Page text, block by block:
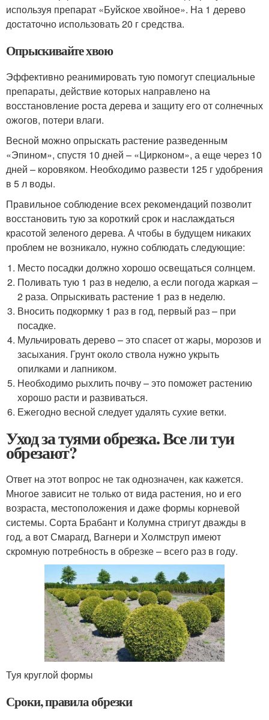
используя препарат «Буйское хвойное». На 1 дерево
достаточно использовать 20 г средства.
Опрыскивайте хвою
Эффективно реанимировать тую помогут специальные
препараты, действие которых направлено на
восстановление роста дерева и защиту его от солнечных
ожогов, потери влаги.
Весной можно опрыскать растение разведенным
«Эпином», спустя 10 дней – «Цирконом», а еще через 10
дней – коровяком. Необходимо развести 125 г удобрения
в 5 л воды.
Правильное соблюдение всех рекомендаций позволит
восстановить тую за короткий срок и наслаждаться
красотой зеленого дерева. А чтобы в будущем никаких
проблем не возникало, нужно соблюдать следующие:
Место посадки должно хорошо освещаться солнцем.
Поливать тую 1 раз в неделю, а если погода жаркая –
2 раза. Опрыскивать растение 1 раз в неделю.
Вносить подкормку 1 раз в год, первый раз – при
посадке.
Мульчировать дерево – это спасет от жары, морозов и
засыхания. Грунт около ствола нужно укрыть
опилками и лапником.
Необходимо рыхлить почву – это поможет растению
хорошо расти и развиваться.
Ежегодно весной следует удалять сухие ветки.
Уход за туями обрезка. Все ли туи
обрезают?
Ответ на этот вопрос не так однозначен, как кажется.
Многое зависит не только от вида растения, но и его
возраста, местоположения и даже формы корневой
системы. Сорта Брабант и Колумна стригут дважды в
год, а вот Смарагд, Вагнери и Холмструп имеют
скромную потребность в обрезке – всего раз в году.
Туя круглой формы
Сроки, правила обрезки